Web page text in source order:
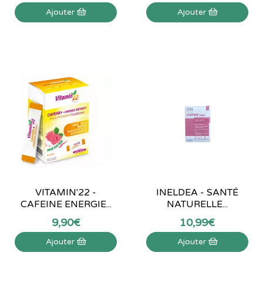
Ajouter Ajouter
VITAMIN'22 -
CAFEINE ENERGIE...
9,90€
Ajouter
INELDEA - SANTÉ
NATURELLE...
10,99€
Ajouter